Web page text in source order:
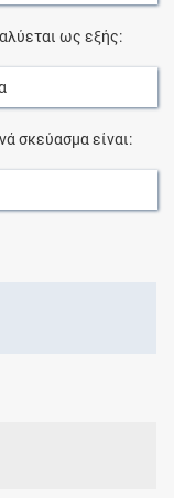
ως εξής:
σκεύασμα είναι: